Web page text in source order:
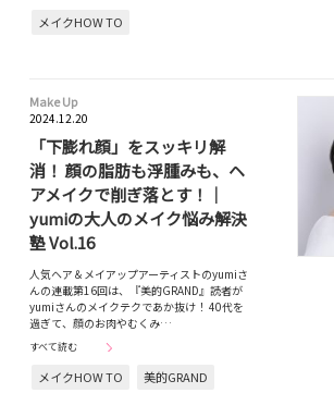
メイクHOW TO
Make Up
2024.12.20
「下膨れ顔」をスッキリ解
消！ 顔の脂肪も浮腫みも、ヘ
アメイクで削ぎ落とす！｜
yumiの大人のメイク悩み解決
塾 Vol.16
人気ヘア＆メイアップアーティストのyumiさ
んの連載第16回は、『美的GRAND』読者が
yumiさんのメイクテクであか抜け！ 40代を
過ぎて、顔のお肉やむくみ…
すべて読む
メイクHOW TO 美的GRAND